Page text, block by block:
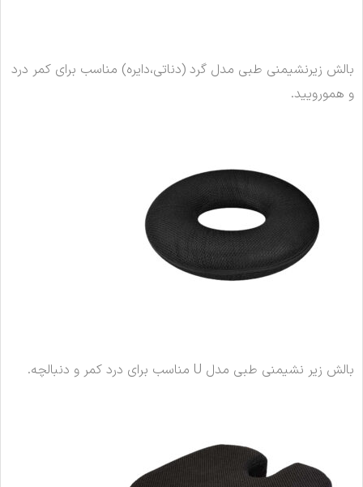
بالش زیرنشیمنی طبی مدل گرد (دناتی،دایره) مناسب برای کمر درد
و همورویید.
بالش زیر نشیمنی طبی مدل U مناسب برای درد کمر و دنبالچه.